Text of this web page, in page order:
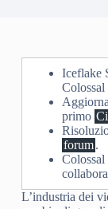
Iceflake
Colossal
primo
forum.
Colossal
L’industria dei